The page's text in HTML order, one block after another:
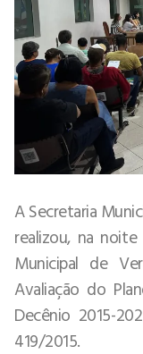
A Secretaria
realizou, na
Municipal de
Avaliação do
Decênio 2015-
419/2015.